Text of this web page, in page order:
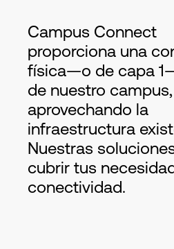
Campus Connect
proporciona una
física—o de capa
de nuestro campus,
aprovechando la
infraestructura
Nuestras
cubrir tus
conectividad.